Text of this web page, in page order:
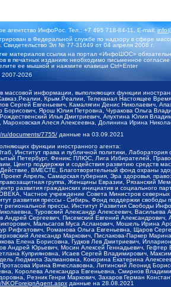
агентство ИнфоРос. Тел.: +7 495 718-84-11, E-mail:
в Федеральной службе по надзору в сфере
Свидетельство Эл № 77-31649 от 04 апреля 2008 г.
материалов ссылка на портал «ИнфоШОС»
в печатных изданиях необходимо письменное
ее мышкой и нажмите клавиши Ctrl+Enter
2026
массовой информации, выполняющих функции
Крым.Реалии, Телеканал Настоящее
Сергей Евгеньевич, Камалягин Денис Николаевич,
Борисович, Ярош Юлия Петровна, Чуракова Ольга
Илья Дмитриевич, Апухтина Юлия
Алеся Алексеевна, Долинина Ирина
ru/documents/7755/ данные на 03.09.2021
функции иностранного агента:
Институт права и публичной политики,
Петербург, Феникс ПЛЮС, Лига Избирателей,
Центр поддержки и содействия развитию средств
ВМЕСТЕ, Благотворительный фонд охраны
Апрель, Самарская губерния, Эра здоровья,
группа, Женщины Евразии, Рязанский
развития гражданских инициатив и социального
Частное учреждение Совета Министров северных
развития прессы - Сибирь, Фонд поддержки
региональной прессы, Институт Развития Свободы
Туровский Александр Алексеевич,
Андрей Сергеевич, Писемский Евгений
Мальсагов Муса Асланович, Мошель Ирина
Рифгатович, Романова Ольга Евгеньевна, Щаров
Александр Маркович, Пислакова-Паркер
Елена Борисовна, Гудков Лев Дмитриевич,
Андрей Юрьевич, Мосин Алексей Геннадьевич,
Куприяновна, Исаев Сергей Владимирович,
Людмила Залмановна, Кокорина Екатерина
Ирина Вячеславовна, Литинский Леонид
Королева Александра Евгеньевна, Смирнов
Резник Генри Маркович, Захаров Герман
данные на 28.08.2021